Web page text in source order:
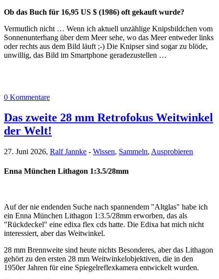
Ob das Buch für 16,95 US $ (1986) oft gekauft wurde?
Vermutlich nicht … Wenn ich aktuell unzählige Knipsbildchen vom
Sonnenunterhang über dem Meer sehe, wo das Meer entweder links
oder rechts aus dem Bild läuft ;-) Die Knipser sind sogar zu blöde,
unwillig, das Bild im Smartphone geradezustellen …
0 Kommentare
Das zweite 28 mm Retrofokus Weitwinkel
der Welt!
27. Juni 2026, Ralf Jannke - Wissen, Sammeln, Ausprobieren
Enna München Lithagon 1:3.5/28mm
Auf der nie endenden Suche nach spannendem "Altglas" habe ich
ein Enna München Lithagon 1:3.5/28mm erworben, das als
"Rückdeckel" eine edixa flex cds hatte. Die Edixa hat mich nicht
interessiert, aber das Weitwinkel.
28 mm Brennweite sind heute nichts Besonderes, aber das Lithagon
gehört zu den ersten 28 mm Weitwinkelobjektiven, die in den
1950er Jahren für eine Spiegelreflexkamera entwickelt wurden.